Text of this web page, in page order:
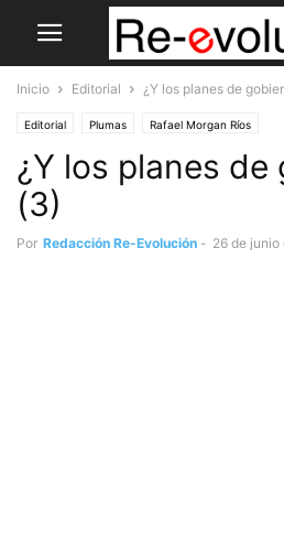
Inicio Editorial ¿Y los planes de
Editorial Plumas Rafael Morgan Ríos
¿Y los planes de
(3)
Por Redacción Re-Evolución - 26 de junio